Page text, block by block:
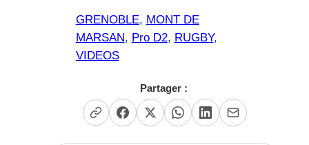
GRENOBLE, MONT DE
MARSAN, Pro D2, RUGBY
VIDEOS
Partager :